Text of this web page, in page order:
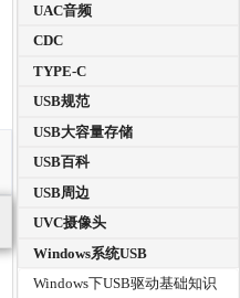
UAC音频
CDC
TYPE-C
USB规范
USB大容量存储
USB百科
USB周边
UVC摄像头
Windows系统USB
Windows下USB驱动基础知识